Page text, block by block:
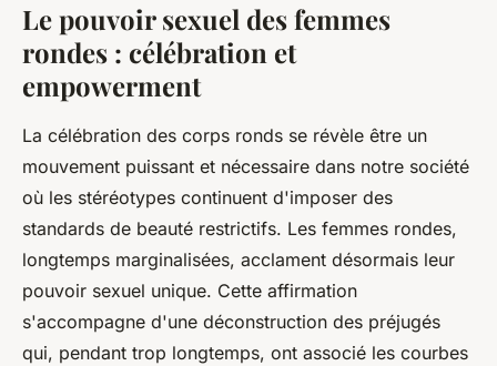
Le pouvoir sexuel des femmes
rondes : célébration et
empowerment
La célébration des corps ronds se révèle être un
mouvement puissant et nécessaire dans notre société
où les stéréotypes continuent d'imposer des
standards de beauté restrictifs. Les femmes rondes,
longtemps marginalisées, acclament désormais leur
pouvoir sexuel unique. Cette affirmation
s'accompagne d'une déconstruction des préjugés
qui, pendant trop longtemps, ont associé les courbes